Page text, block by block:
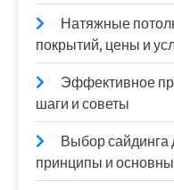
Натяжные
покрытий, цены и
Эффективное
шаги и советы
Выбор
принципы и